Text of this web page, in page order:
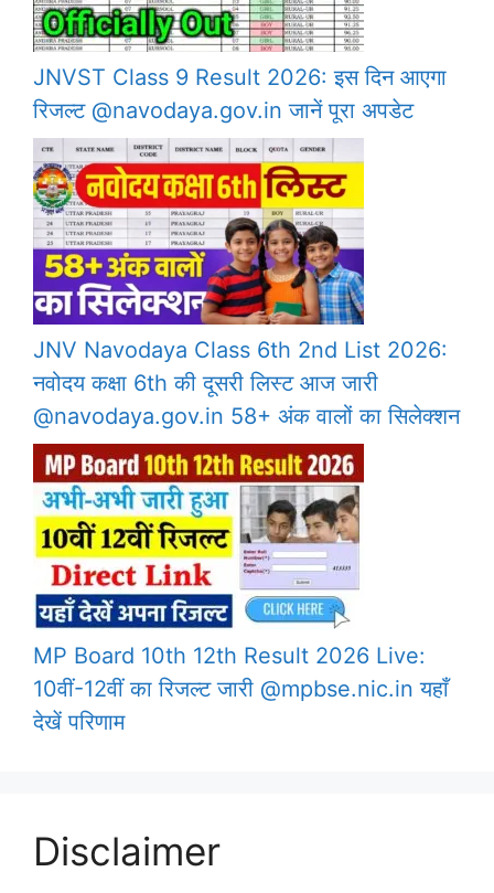
JNVST Class 9 Result 2026: इस दिन आएगा
रिजल्ट @navodaya.gov.in जानें पूरा अपडेट
JNV Navodaya Class 6th 2nd List 2026:
नवोदय कक्षा 6th की दूसरी लिस्ट आज जारी
@navodaya.gov.in 58+ अंक वालों का सिलेक्शन
MP Board 10th 12th Result 2026 Live:
10वीं-12वीं का रिजल्ट जारी @mpbse.nic.in यहाँ
देखें परिणाम
Disclaimer